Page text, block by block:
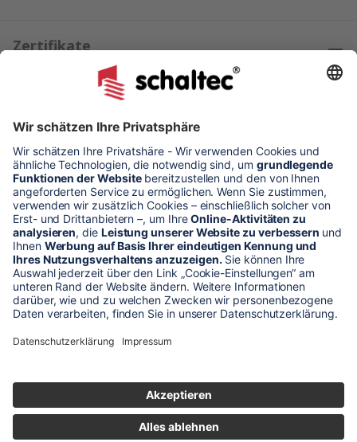
Zertifikate
Kundenmeinungen
* Alle Preise verstehen sich zzgl. Mehrwertsteuer und Versandkosten
Unser Shop-Angebot richtet sich nur an gewerbliche
** LP = Listenneupreis (netto) des Herstellers
Mitarbeitern bearbeitet. Sie erhalten in jedem Fall ein Angebot bzw.
eine Auftragsbestätigung.
Produktabbildungen von Gebrauchtartikeln entsprechen nicht immer
der vorrätigen Ware - sie können ähnliche Produkte zeigen.